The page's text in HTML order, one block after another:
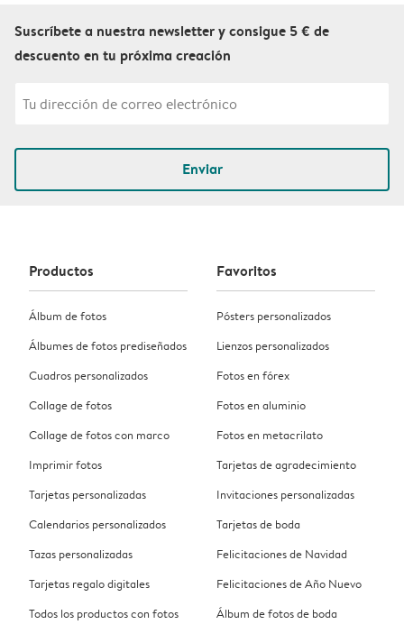
Suscríbete a nuestra newsletter y consigue 5 € de
descuento en tu próxima creación
Enviar
Productos
Álbum de fotos
Álbumes de fotos prediseñados
Cuadros personalizados
Collage de fotos
Collage de fotos con marco
Imprimir fotos
Tarjetas personalizadas
Calendarios personalizados
Tazas personalizadas
Tarjetas regalo digitales
Todos los productos con fotos
Favoritos
Pósters personalizados
Lienzos personalizados
Fotos en fórex
Fotos en aluminio
Fotos en metacrilato
Tarjetas de agradecimiento
Invitaciones personalizadas
Tarjetas de boda
Felicitaciones de Navidad
Felicitaciones de Año Nuevo
Álbum de fotos de boda